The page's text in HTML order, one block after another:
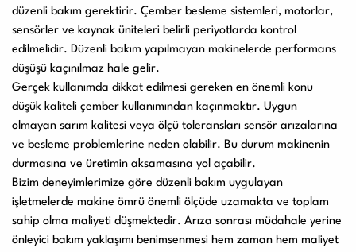
düzenli bakım gerektirir. Çember besleme sistemleri, motorlar,
sensörler ve kaynak üniteleri belirli periyotlarda kontrol
edilmelidir. Düzenli bakım yapılmayan makinelerde performans
düşüşü kaçınılmaz hale gelir.
Gerçek kullanımda dikkat edilmesi gereken en önemli konu
düşük kaliteli çember kullanımından kaçınmaktır. Uygun
olmayan sarım kalitesi veya ölçü toleransları sensör arızalarına
ve besleme problemlerine neden olabilir. Bu durum makinenin
durmasına ve üretimin aksamasına yol açabilir.
Bizim deneyimlerimize göre düzenli bakım uygulayan
işletmelerde makine ömrü önemli ölçüde uzamakta ve toplam
sahip olma maliyeti düşmektedir. Arıza sonrası müdahale yerine
önleyici bakım yaklaşımı benimsenmesi hem zaman hem maliyet